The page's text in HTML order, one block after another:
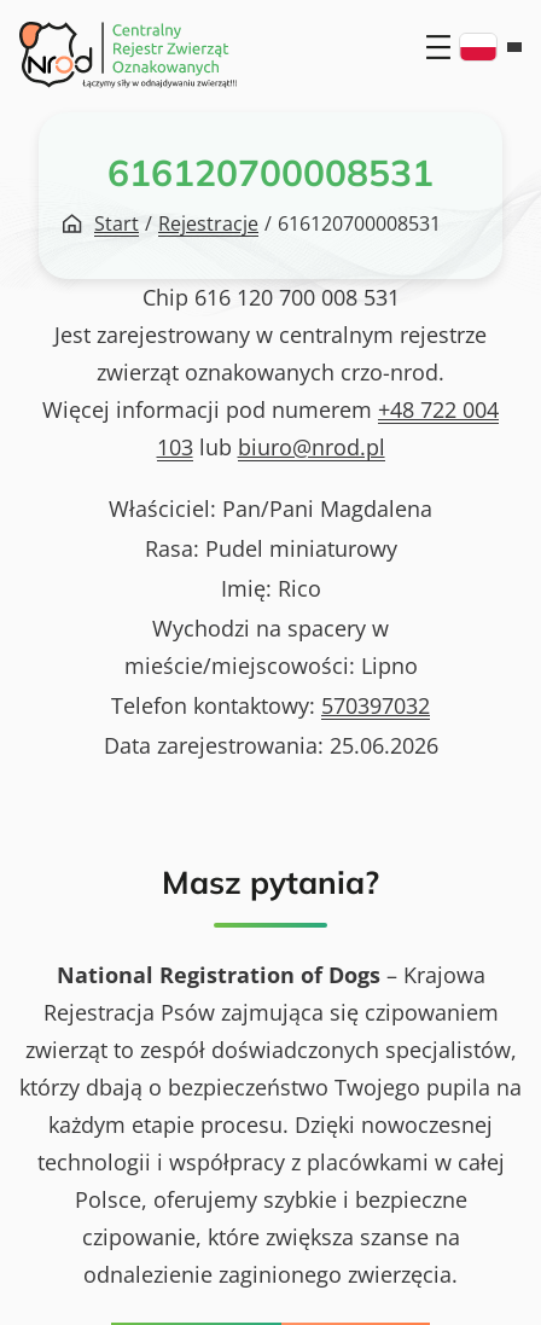
Przejdź
do
treści
616120700008531
Start / Rejestracje / 616120700008531
Chip 616 120 700 008 531
Jest zarejestrowany w centralnym rejestrze
zwierząt oznakowanych crzo-nrod.
Więcej informacji pod numerem +48 722 004
103lub biuro@nrod.pl
Właściciel: Pan/Pani Magdalena
Rasa: Pudel miniaturowy
Imię: Rico
Wychodzi na spacery w
mieście/miejscowości: Lipno
Telefon kontaktowy: 570397032
Data zarejestrowania: 25.06.2026
Masz pytania?
National Registration of Dogs– Krajowa
Rejestracja Psów zajmująca się czipowaniem
zwierząt to zespół doświadczonych specjalistów,
którzy dbają o bezpieczeństwo Twojego pupila na
każdym etapie procesu. Dzięki nowoczesnej
technologii i współpracy z placówkami w całej
Polsce, oferujemy szybkie i bezpieczne
czipowanie, które zwiększa szanse na
odnalezienie zaginionego zwierzęcia.